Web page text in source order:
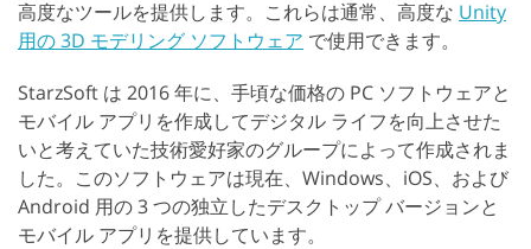
高度なツールを提供します。これらは通常、高度な Unity
用の 3D モデリング ソフトウェア で使用できます。
StarzSoft は 2016 年に、手頃な価格の PC ソフトウェアと
モバイル アプリを作成してデジタル ライフを向上させた
いと考えていた技術愛好家のグループによって作成されま
した。このソフトウェアは現在、Windows、iOS、および
Android 用の 3 つの独立したデスクトップ バージョンと
モバイル アプリを提供しています。